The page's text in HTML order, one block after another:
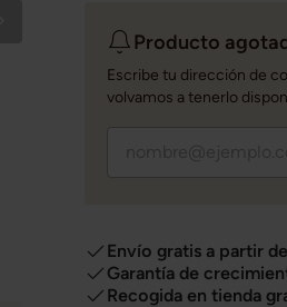
Producto
Escribe tu dirección de
volvamos a tenerlo
Envío gratis a partir
Garantía de
Recogida en tienda